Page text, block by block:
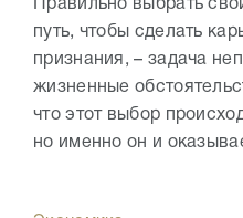
Правильно выбрать
путь, чтобы сделать
признания, – задача
жизненные
что этот выбор
но именно он и